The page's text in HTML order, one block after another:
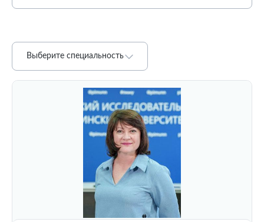
Выберите специальность